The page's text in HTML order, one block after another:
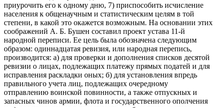
приурочить его к одному дню, 7) приспособить исчисление
населения к общенаучным и статистическим целям в той
степени, в какой это окажется возможным. На основании этих
соображений А. Б. Бушен составил проект устава 11-й
народной переписи. Ее цель была обозначена следующим
образом: одиннадцатая ревизия, или народная перепись,
производится: а) для проверки и дополнения списков десятой
ревизии о лицах, подлежащих платежу прямых податей и для
исправления раскладки оных; б) для установления впредь
правильного учета лиц, подлежащих очередному
отправлению воинской повинности, а также отпускных и
запасных чинов армии, флота и государственного ополчения